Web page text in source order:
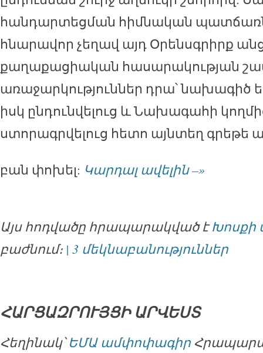
հանդարտեցման հիմնական պատճառն
հնարավոր չեղավ այդ Օրենսգրիրք
քաղաքացիական հասարակության
առաջարկություններ դրա՝ նախագիծ
իսկ ընդունվելուց և Նախագահի
ստորագրվելուց հետո այնտեղ գրեթե
բան փոխել: Կարդալ ավելին –»
Այս հոդվածը հրապարակված էԽոսքի
բաժնում։ | 3 մեկնաբանություններ
ՀԱՐՑԱԶՐՈՒՅՑԻ ԱՐՎԵՍՏ
Հեղինակ՝ԵՄԱ ամփոփագիր